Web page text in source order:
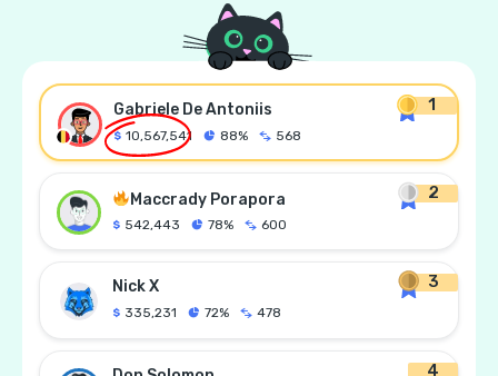
1
Gabriele De Antoniis
10,567,541 88% 568
2
Maccrady Porapora
542,443 78% 600
3
Nick X
335,231 72% 478
4